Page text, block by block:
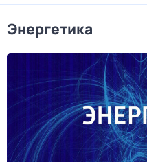
Энергетика